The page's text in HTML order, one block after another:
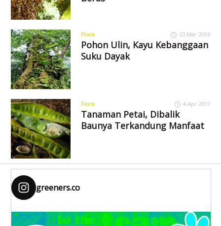
Flora 23 Mar 2018
Pohon Ulin, Kayu Kebanggaan
Suku Dayak
Flora 4 Apr 2017
Tanaman Petai, Dibalik
Baunya Terkandung Manfaat
greeners.co